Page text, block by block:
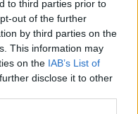
to third parties prior to
out of the further
by third parties on the
This information may
on the IAB’s List of
disclose it to other